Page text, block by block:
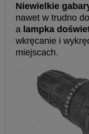
Niewielkie
nawet w trudno
a lampka
wkręcanie i
miejscach.